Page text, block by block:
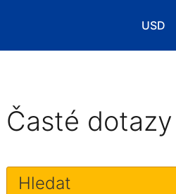
USD
Časté dotazy
Hledat